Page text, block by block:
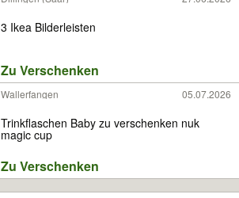
3 Ikea Bilderleisten
Zu Verschenken
Wallerfangen 05.07.2026
Trinkflaschen Baby zu verschenken nuk
magic cup
Zu Verschenken